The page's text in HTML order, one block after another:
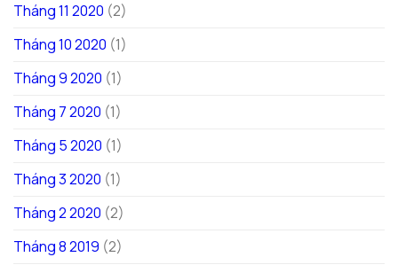
Tháng 11 2020 (2)
Tháng 10 2020 (1)
Tháng 9 2020 (1)
Tháng 7 2020 (1)
Tháng 5 2020 (1)
Tháng 3 2020 (1)
Tháng 2 2020 (2)
Tháng 8 2019 (2)